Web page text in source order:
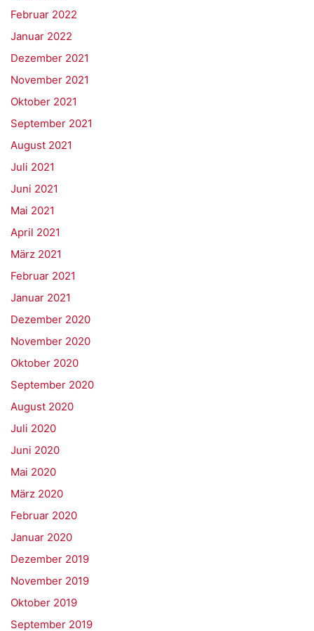
Februar 2022
Januar 2022
Dezember 2021
November 2021
Oktober 2021
September 2021
August 2021
Juli 2021
Juni 2021
Mai 2021
April 2021
März 2021
Februar 2021
Januar 2021
Dezember 2020
November 2020
Oktober 2020
September 2020
August 2020
Juli 2020
Juni 2020
Mai 2020
März 2020
Februar 2020
Januar 2020
Dezember 2019
November 2019
Oktober 2019
September 2019